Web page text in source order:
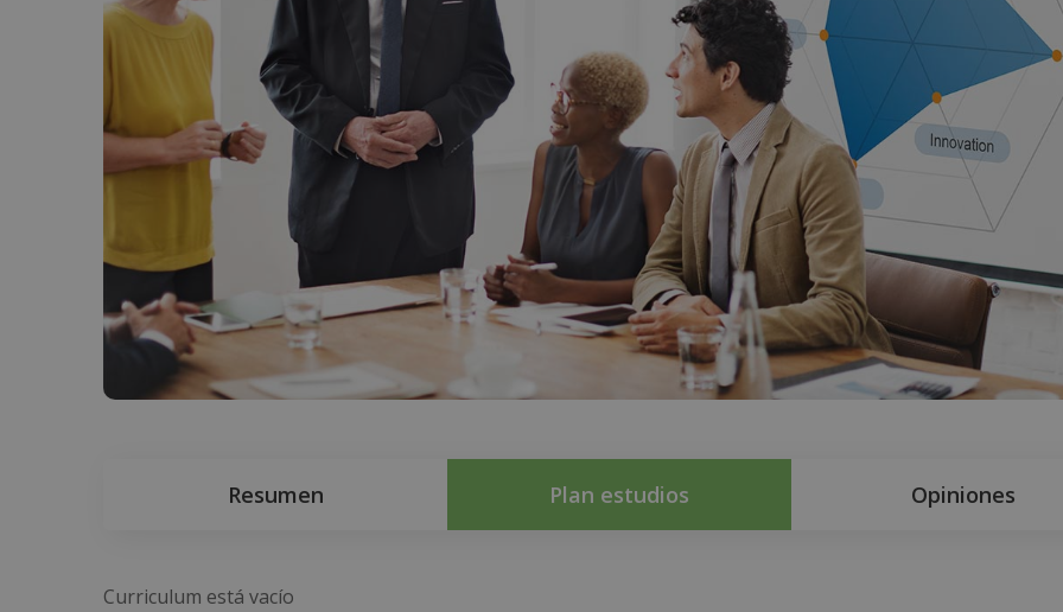
Resumen Plan estudios Opiniones
Curriculum está vacío